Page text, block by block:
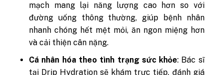
mạch mang lại năng lượng cao hơn so với
đường uống thông thường, giúp bệnh nhân
nhanh chóng hết mệt mỏi, ăn ngon miệng hơn
và cải thiện cân nặng.
Cá nhân hóa theo tình trạng sức khỏe: Bác sĩ
tại Drip Hydration sẽ khám trực tiếp, đánh giá